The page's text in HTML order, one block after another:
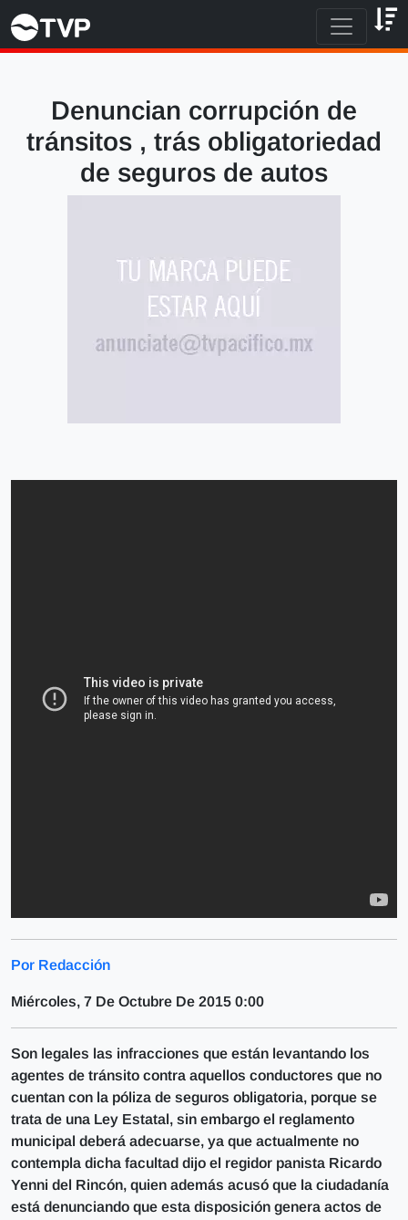
Denuncian corrupción de
tránsitos , trás obligatoriedad
de seguros de autos
Por Redacción
Miércoles, 7 De Octubre De 2015 0:00
Son legales las infracciones que están levantando los
agentes de tránsito contra aquellos conductores que no
cuentan con la póliza de seguros obligatoria, porque se
trata de una Ley Estatal, sin embargo el reglamento
municipal deberá adecuarse, ya que actualmente no
contempla dicha facultad dijo el regidor panista Ricardo
Yenni del Rincón, quien además acusó que la ciudadanía
está denunciando que esta disposición genera actos de